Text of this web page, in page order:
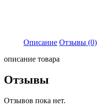
Описание Отзывы (0)
описание товара
Отзывы
Отзывов пока нет.